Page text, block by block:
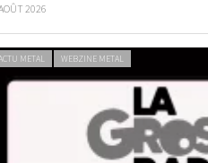
2026
METAL WEBZINE METAL